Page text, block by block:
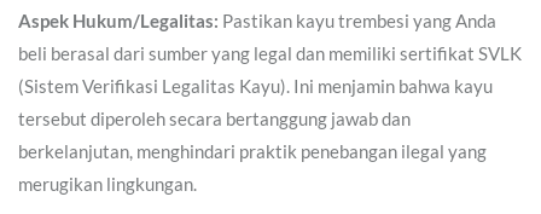
Aspek Hukum/Legalitas: Pastikan kayu trembesi yang Anda
beli berasal dari sumber yang legal dan memiliki sertifikat SVLK
(Sistem Verifikasi Legalitas Kayu). Ini menjamin bahwa kayu
tersebut diperoleh secara bertanggung jawab dan
berkelanjutan, menghindari praktik penebangan ilegal yang
merugikan lingkungan.